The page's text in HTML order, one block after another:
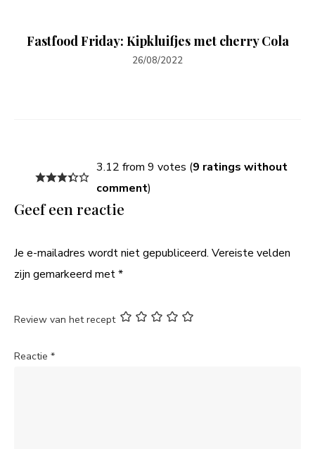
Fastfood Friday: Kipkluifjes met cherry Cola
26/08/2022
3.12 from 9 votes (9 ratings without
comment)
Geef een reactie
Je e-mailadres wordt niet gepubliceerd. Vereiste velden
zijn gemarkeerd met*
Review van het recept
Reactie *